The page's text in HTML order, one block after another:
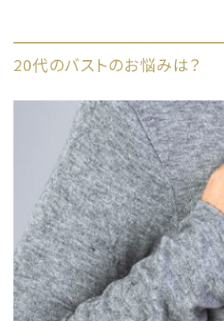
20代のバストのお悩みは？